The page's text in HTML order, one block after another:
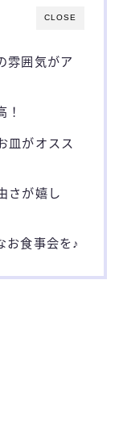
CLOSE
雰囲気がア
！
皿がオスス
さが嬉し
お食事会を♪